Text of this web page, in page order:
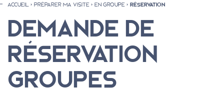
Fil
d'Ariane
ACCUEIL PRÉPARER MA VISITE EN GROUPE RÉSERVATION
DEMANDE DE
RÉSERVATION
GROUPES